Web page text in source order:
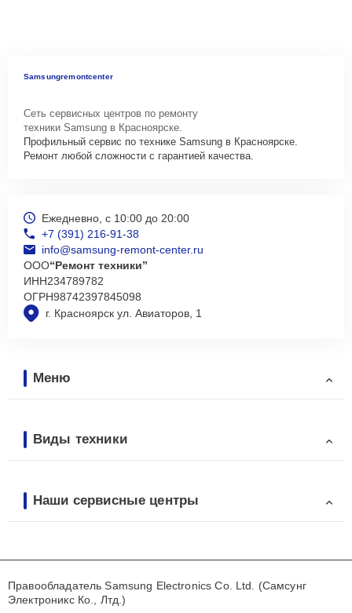
Samsungremontcenter
Сеть сервисных центров по ремонту
техники Samsung в Красноярске.
Профильный сервис по технике Samsung в Красноярске.
Ремонт любой сложности с гарантией качества.
г. Красноярск ул. Авиаторов, 1
Ежедневно, с 10:00 до 20:00
+7 (391) 216-91-38
info@samsung-remont-center.ru
ООО“Ремонт техники”
ИНН234789782
ОГРН98742397845098
Меню
Виды техники
Наши сервисные центры
Правообладатель Samsung Electronics Co. Ltd. (Самсунг
Электроникс Ко., Лтд.)